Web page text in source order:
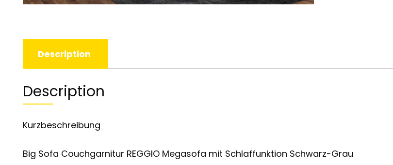
Description
Description
Kurzbeschreibung
Big Sofa Couchgarnitur REGGIO Megasofa mit Schlaffunktion Schwarz-Grau